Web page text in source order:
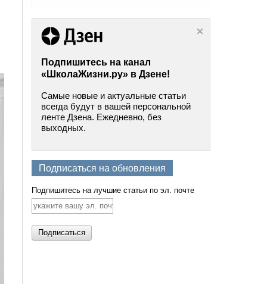
Подпишитесь на канал
«ШколаЖизни.ру» в Дзене!
Самые новые и актуальные статьи
всегда будут в вашей персональной
ленте Дзена. Ежедневно, без
выходных.
Подписаться на обновления
Подпишитесь на лучшие статьи по эл. почте